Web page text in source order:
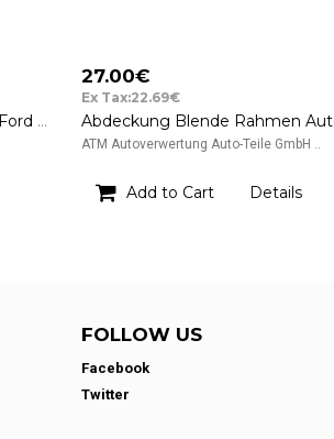
Display Bordcomputer Anzeige Ford Fiesta 6 VI BA6T18B955ED
27.00€
Ex Tax:22.69€
ATM Autoverwertung Auto-Teile GmbH ..
Add to Cart Details
FOLLOW US
Facebook
Twitter